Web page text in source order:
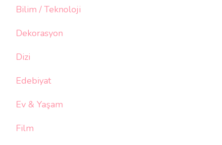
Bilim / Teknoloji
Dekorasyon
Dizi
Edebiyat
Ev & Yaşam
Film